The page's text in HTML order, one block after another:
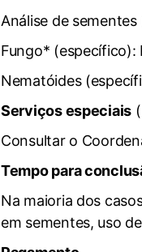
Análise de
Fungo* (específico):
Nematóides
Serviços especiais
Consultar o
Tempo para
Na maioria dos
em sementes, uso